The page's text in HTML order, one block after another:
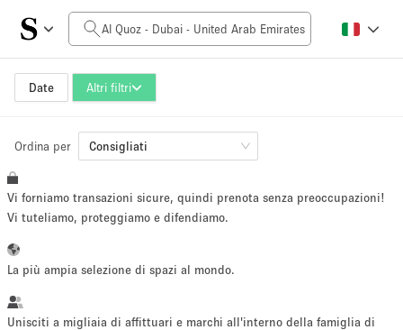
Date Altri filtri
Prezzo al giorno
0AED
Dimensioni dello spazio
500+ m²
~ 13 persone
Ordina per Consigliati
Vi forniamo transazioni sicure, quindi prenota senza preoccupazioni!
Vi tuteliamo, proteggiamo e difendiamo.
La più ampia selezione di spazi al mondo.
Unisciti a migliaia di affittuari e marchi all'interno della famiglia di